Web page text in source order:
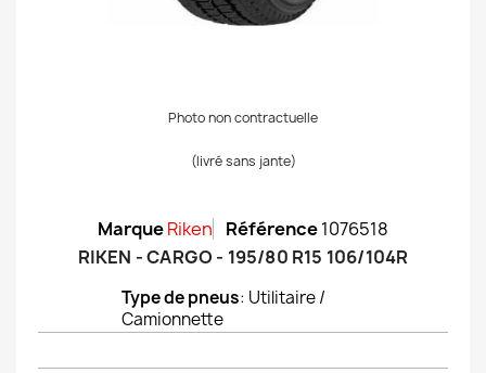
Photo non contractuelle
(livré sans jante)
MarqueRiken Référence1076518
RIKEN - CARGO - 195/80 R15 106/104R
Type de pneus: Utilitaire /
Camionnette